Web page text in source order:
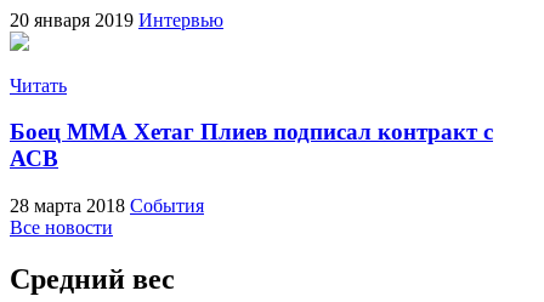
20 января 2019 Интервью
Читать
Боец ММА Хетаг Плиев подписал контракт с
АСВ
28 марта 2018 События
Все новости
Средний вес